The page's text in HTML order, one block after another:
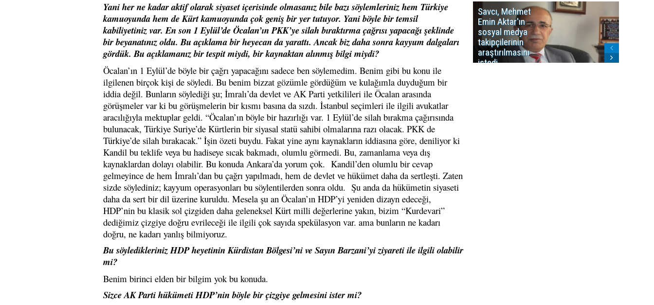
Yani her ne kadar aktif olarak siyaset içerisinde olmasanız bile bazı söylemleriniz hem Türkiye
kamuoyunda hem de Kürt kamuoyunda çok geniş bir yer tutuyor. Yani böyle bir temsil
kabiliyetiniz var. En son 1 Eylül’de Öcalan’ın PKK’ye silah bıraktırma çağrısı yapacağı şeklinde
bir beyanatınız oldu. Bu açıklama bir heyecan da yarattı. Ancak biz daha sonra kayyum dalgaları
gördük. Bu açıklamanız bir tespit miydi, bir kaynaktan alınmış bilgi miydi?
Öcalan’ın 1 Eylül’de böyle bir çağrı yapacağını sadece ben söylemedim. Benim gibi bu konu ile
ilgilenen birçok kişi de söyledi. Bu benim bizzat gözümle gördüğüm ve kulağımla duyduğum bir
iddia değil. Bunların söylediği şu; İmralı’da devlet ve AK Parti yetkilileri ile Öcalan arasında
görüşmeler var ki bu görüşmelerin bir kısmı basına da sızdı. İstanbul seçimleri ile ilgili avukatlar
aracılığıyla mektuplar geldi. “Öcalan’ın böyle bir hazırlığı var. 1 Eylül’de silah bırakma çağırısında
bulunacak, Türkiye Suriye’de Kürtlerin bir siyasal statü sahibi olmalarına razı olacak. PKK de
Türkiye’de silah bırakacak.” İşin özeti buydu. Fakat yine aynı kaynakların iddiasına göre, deniliyor ki
Kandil bu teklife veya bu hadiseye sıcak bakmadı, olumlu görmedi. Bu, zamanlama veya dış
kaynaklardan dolayı olabilir. Bu konuda Ankara’da yorum çok. Kandil’den olumlu bir cevap
gelmeyince de hem İmralı’dan bu çağrı yapılmadı, hem de devlet ve hükümet daha da sertleşti. Zaten
sizde söylediniz; kayyum operasyonları bu söylentilerden sonra oldu. Şu anda da hükümetin siyaseti
daha da sert bir dil üzerine kuruldu. Mesela şu an Öcalan’ın HDP’yi yeniden dizayn edeceği,
HDP’nin bu klasik sol çizgiden daha geleneksel Kürt milli değerlerine yakın, bizim “Kurdevari”
dediğimiz çizgiye doğru evrileceği ile ilgili çok sayıda spekülasyon var. ama bunların ne kadarı
doğru, ne kadarı yanlış bilmiyoruz.
Bu söyledikleriniz HDP heyetinin Kürdistan Bölgesi’ni ve Sayın Barzani’yi ziyareti ile ilgili olabilir
mi?
Benim birinci elden bir bilgim yok bu konuda.
Sizce AK Parti hükümeti HDP’nin böyle bir çizgiye gelmesini ister mi?
Savcı, Mehmet
Emin Aktar'ın
sosyal medya
takipçilerinin
araştırılmasını
istedi